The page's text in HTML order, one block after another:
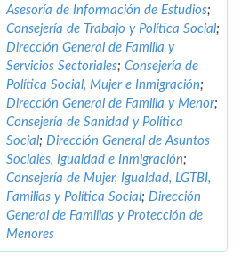
Asesoría de Información de Estudios;
Consejería de Trabajo y Política Social;
Dirección General de Familia y
Servicios Sectoriales; Consejería de
Política Social, Mujer e Inmigración;
Dirección General de Familia y Menor;
Consejería de Sanidad y Política
Social; Dirección General de Asuntos
Sociales, Igualdad e Inmigración;
Consejería de Mujer, Igualdad, LGTBI,
Familias y Política Social; Dirección
General de Familias y Protección de
Menores